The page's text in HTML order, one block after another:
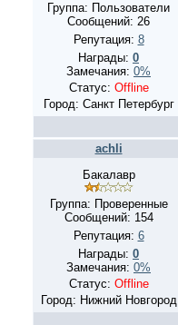
Группа: Пользователи
Сообщений: 26
Репутация: 8
Награды: 0
Замечания: 0%
Статус: Offline
Город: Санкт Петербург
achli
Бакалавр
Группа: Проверенные
Сообщений: 154
Репутация: 6
Награды: 0
Замечания: 0%
Статус: Offline
Город: Нижний Новгород